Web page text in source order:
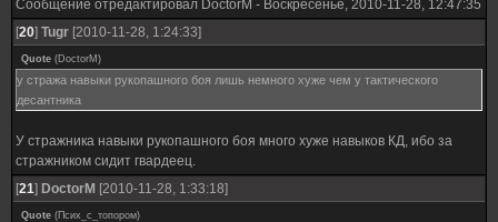
Сообщение отредактировал DoctorM - Воскресенье, 2010-11-28, 12:47:35
[20] Tugr [2010-11-28, 1:24:33]
Quote (DoctorM )
у стража навыки рукопашного боя лишь немного хуже чем у тактического
десантника
У стражника навыки рукопашного боя много хуже навыков КД, ибо за
стражником сидит гвардеец.
[21] DoctorM [2010-11-28, 1:33:18]
Quote (Псих_с_топором)